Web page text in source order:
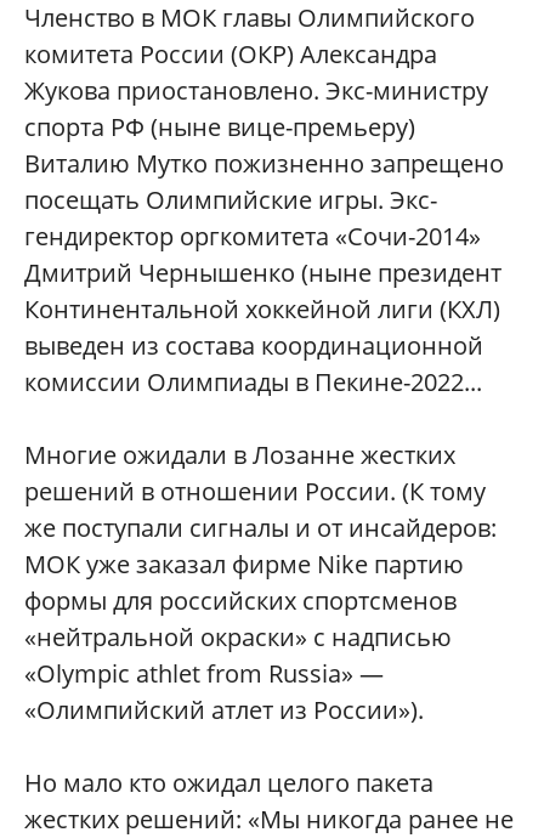
Членство в МОК главы Олимпийского
комитета России (ОКР) Александра
Жукова приостановлено. Экс-министру
спорта РФ (ныне вице-премьеру)
Виталию Мутко пожизненно запрещено
посещать Олимпийские игры. Экс-
гендиректор оргкомитета «Сочи-2014»
Дмитрий Чернышенко (ныне президент
Континентальной хоккейной лиги (КХЛ)
выведен из состава координационной
комиссии Олимпиады в Пекине-2022...
Многие ожидали в Лозанне жестких
решений в отношении России. (К тому
же поступали сигналы и от инсайдеров:
МОК уже заказал фирме Nike партию
формы для российских спортсменов
«нейтральной окраски» с надписью
«Olympic athlet from Russia» —
«Олимпийский атлет из России»).
Но мало кто ожидал целого пакета
жестких решений: «Мы никогда ранее не